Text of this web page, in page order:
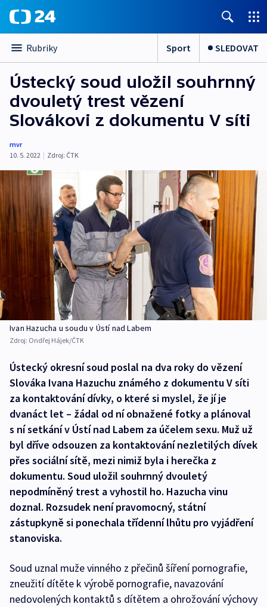
Rubriky Sport SLEDOVAT
Ústecký soud uložil souhrnný
dvouletý trest vězení
Slovákovi z dokumentu V síti
mvr
10. 5. 2022 | Zdroj: ČTK
Ivan Hazucha u soudu v Ústí nad Labem
Zdroj: Ondřej Hájek/ČTK
Ústecký okresní soud poslal na dva roky do vězení
Slováka Ivana Hazuchu známého z dokumentu V síti
za kontaktování dívky, o které si myslel, že jí je
dvanáct let –⁠ žádal od ní obnažené fotky a plánoval
s ní setkání v Ústí nad Labem za účelem sexu. Muž už
byl dříve odsouzen za kontaktování nezletilých dívek
přes sociální sítě, mezi nimiž byla i herečka z
dokumentu. Soud uložil souhrnný dvouletý
nepodmíněný trest a vyhostil ho. Hazucha vinu
doznal. Rozsudek není pravomocný, státní
zástupkyně si ponechala třídenní lhůtu pro vyjádření
stanoviska.
Soud uznal muže vinného z přečinů šíření pornografie,
zneužití dítěte k výrobě pornografie, navazování
nedovolených kontaktů s dítětem a ohrožování výchovy